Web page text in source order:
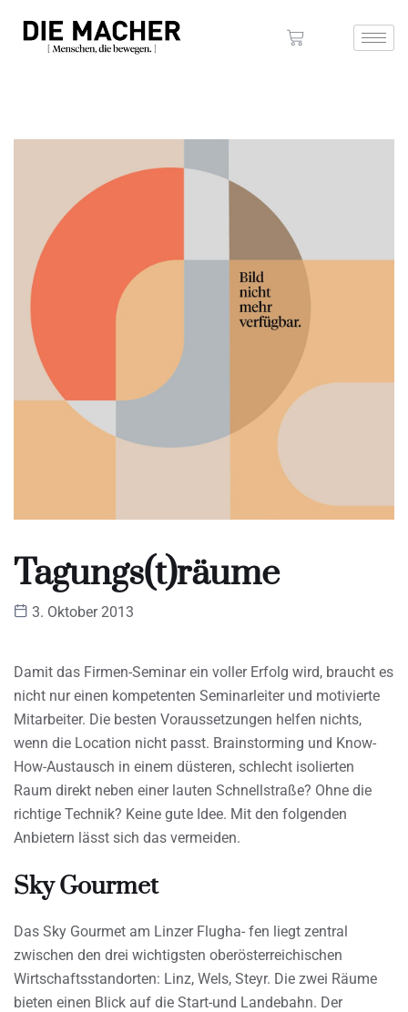
Tagungs(t)räume
3. Oktober 2013
Damit das Firmen-Seminar ein voller Erfolg wird, braucht es
nicht nur einen kompetenten Seminarleiter und motivierte
Mitarbeiter. Die besten Voraussetzungen helfen nichts,
wenn die Location nicht passt. Brainstorming und Know-
How-Austausch in einem düsteren, schlecht isolierten
Raum direkt neben einer lauten Schnellstraße? Ohne die
richtige Technik? Keine gute Idee. Mit den folgenden
Anbietern lässt sich das vermeiden.
Sky Gourmet
Das Sky Gourmet am Linzer Flugha- fen liegt zentral
zwischen den drei wichtigsten oberösterreichischen
Wirtschaftsstandorten: Linz, Wels, Steyr. Die zwei Räume
bieten einen Blick auf die Start-und Landebahn. Der